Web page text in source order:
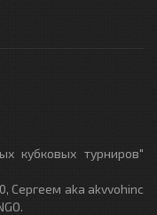
кубковых турниров"
Сергеем aka akvvohinc